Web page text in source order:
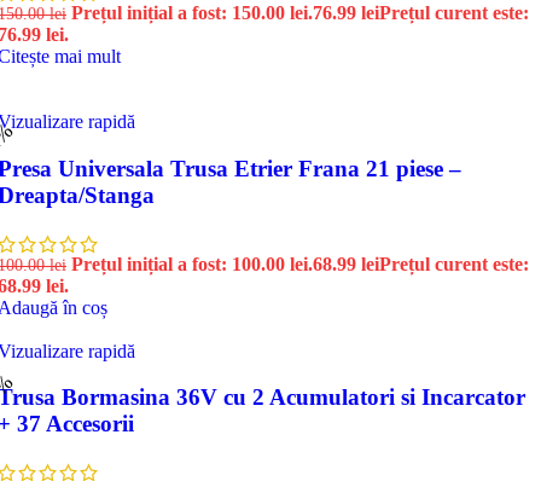
lei Prețul inițial a fost: 150.00 lei.76.99 leiPrețul curent este:
lei.
mai mult
rapidă
Universala Trusa Etrier Frana 21 piese –
Stanga
lei Prețul inițial a fost: 100.00 lei.68.99 leiPrețul curent este:
lei.
în coș
rapidă
Bormasina 36V cu 2 Acumulatori si Incarcator
37 Accesorii